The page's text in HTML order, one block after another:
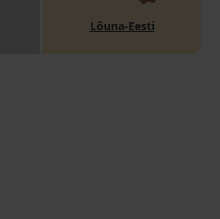
Lõuna-Eesti